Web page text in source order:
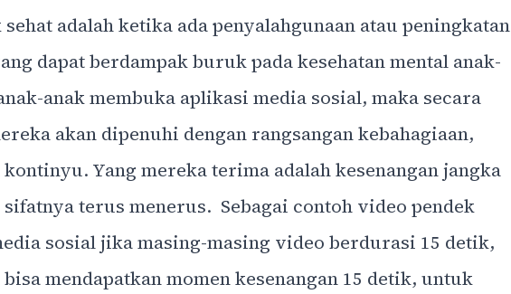
adalah ketika ada penyalahgunaan atau peningkatan
dapat berdampak buruk pada kesehatan mental anak-
anak membuka aplikasi media sosial, maka secara
akan dipenuhi dengan rangsangan kebahagiaan,
Yang mereka terima adalah kesenangan jangka
terus menerus. Sebagai contoh video pendek
sosial jika masing-masing video berdurasi 15 detik,
mendapatkan momen kesenangan 15 detik, untuk